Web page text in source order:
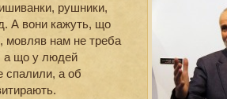
рушники,
А вони кажуть, що
мовляв нам не треба
а що у людей
спалили, а об